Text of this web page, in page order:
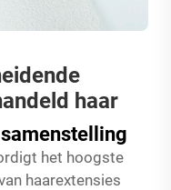
haar
het hoogste
haarextensies